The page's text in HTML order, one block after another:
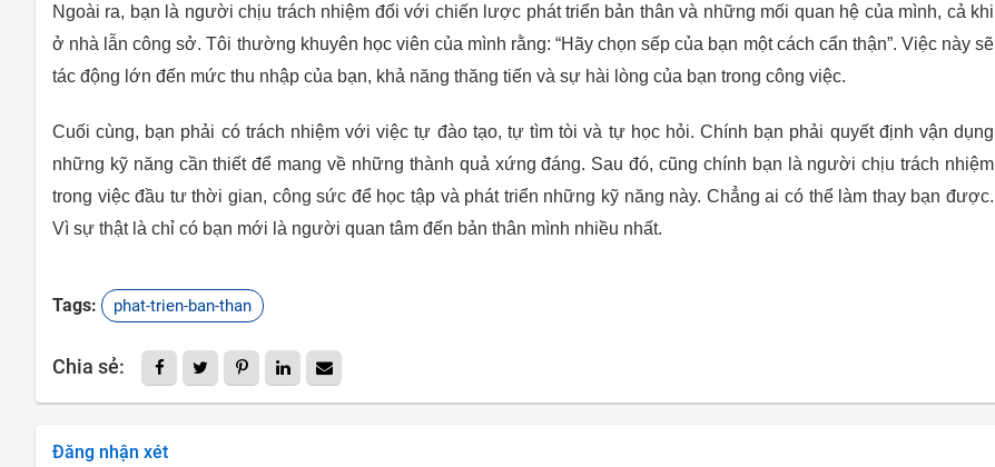
Ngoài ra, bạn là người chịu trách nhiệm đối với chiến lược phát triển bản thân và những mối quan hệ của mình, cả khi
ở nhà lẫn công sở. Tôi thường khuyên học viên của mình rằng: “Hãy chọn sếp của bạn một cách cẩn thận”. Việc này sẽ
tác động lớn đến mức thu nhập của bạn, khả năng thăng tiến và sự hài lòng của bạn trong công việc.
Cuối cùng, bạn phải có trách nhiệm với việc tự đào tạo, tự tìm tòi và tự học hỏi. Chính bạn phải quyết định vận dụng
những kỹ năng cần thiết để mang về những thành quả xứng đáng. Sau đó, cũng chính bạn là người chịu trách nhiệm
trong việc đầu tư thời gian, công sức để học tập và phát triển những kỹ năng này. Chẳng ai có thể làm thay bạn được.
Vì sự thật là chỉ có bạn mới là người quan tâm đến bản thân mình nhiều nhất.
Tags: phat-trien-ban-than
Chia sẻ:
Đăng nhận xét